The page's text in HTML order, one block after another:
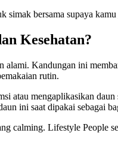
bersama supaya
Kesehatan?
Kandungan ini
rutin.
atau mengaplikasikan
ini saat dipakai sebagai
calming. Lifestyle People